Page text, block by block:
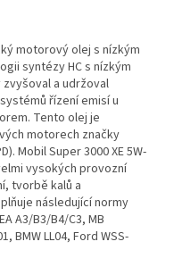
motorový olej s nízkým
syntézy HC s nízkým
a udržoval
řízení emisí u
Tento olej je
motorech značky
Mobil Super 3000 XE 5W-
vysokých provozní
tvorbě kalů a
následující normy
A3/B3/B4/C3, MB
BMW LL04, Ford WSS-